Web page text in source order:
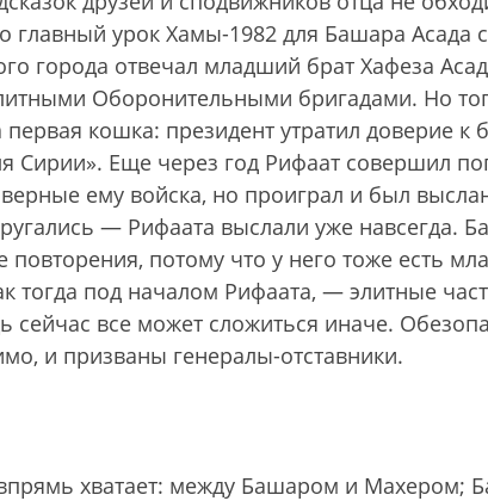
урок Хамы-1982 для Башара Асада
города отвечал младший брат Хафеза
Оборонительными бригадами. Но
кошка: президент утратил доверие к
Сирии». Еще через год Рифаат совершил
ему войска, но проиграл и был
— Рифаата выслали уже навсегда.
потому что у него тоже есть
тогда под началом Рифаата, — элитные
сейчас все может сложиться иначе.
и призваны генералы-отставники.
хватает: между Башаром и Махером;